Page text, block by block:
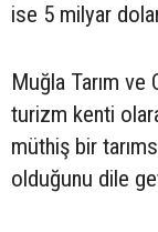
ise 5 milyar
Muğla Tarım ve
turizm kenti
müthiş bir
olduğunu dile